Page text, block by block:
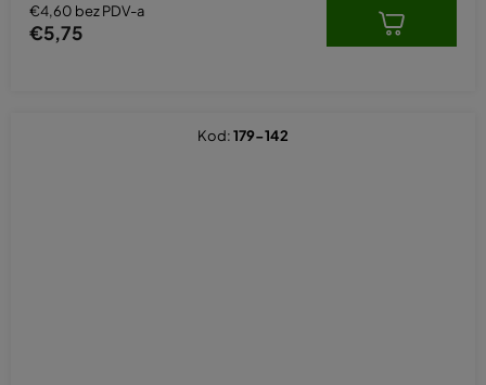
€4,60 bez PDV-a
€5,75
Kod:179-142